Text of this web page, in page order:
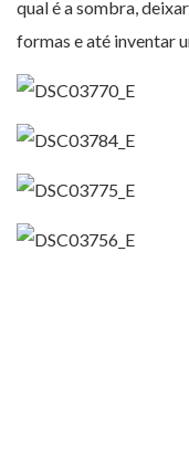
qual é a sombra,
formas e até inventar